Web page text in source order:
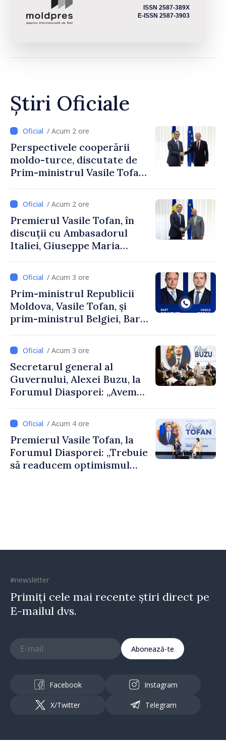
ISSN 2587-389X
E-ISSN 2587-3903
Știri Oficiale
/ Acum 2 ore
Perspectivele cooperării
moldo-turce, discutate de
Prim-ministrul Vasile Tofan
Uygar Mustafa Sertel
/ Acum 2 ore
Premierul Vasile Tofan, în
discuții cu Ambasadorul
Italiei, Giuseppe Maria
/ Acum 3 ore
Prim-ministrul Republicii
Moldova, Vasile Tofan, și
prim-ministrul Belgiei, Bart
despre parcursul european
al Republicii Moldova.
/ Acum 3 ore
Secretarul general al
Guvernului, Alexei Buzu, la
Forumul Diasporei: „Avem
dumneavoastră pentru a
construi comunități mai
puternice”
/ Acum 4 ore
Premierul Vasile Tofan, la
Forumul Diasporei: „Trebuie
să readucem optimismul
#newsletter
Primiți cele mai recente știri direct pe
E-mailul dvs.
Abonează-te
Facebook Instagram
X/Twitter Telegram